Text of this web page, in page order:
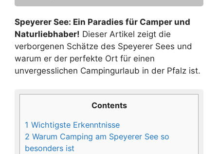
Speyerer See: Ein Paradies für Camper und
Naturliebhaber! Dieser Artikel zeigt die
verborgenen Schätze des Speyerer Sees und
warum er der perfekte Ort für einen
unvergesslichen Campingurlaub in der Pfalz ist.
Contents
1 Wichtigste Erkenntnisse
2 Warum Camping am Speyerer See so
besonders ist